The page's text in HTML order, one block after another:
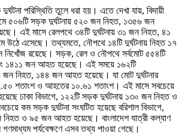
পরিস্থিতি তুলে ধরা হয়। এতে দেখা যায়, বিদায়ী
৫০৬টি সড়ক দুর্ঘটনায় ৫২০ জন নিহত, ১৩৫৬ জন
এই মাসে রেলপথে ৩৪টি দুর্ঘটনায় ৩১ জন নিহত, ৪১
এসেছে। তথ্যমতে, নৌপথে ১৪টি দুর্ঘটনায় নিহত ১৭
রয়েছে। সড়ক, রেল ও নৌপথে সর্বমোট ৫৫৪টি
১৪১১ জন আহত হয়েছে। এই সময়ে ১৬২টি
জন নিহত, ১৪৪ জন আহত হয়েছে। যা মোট দুর্ঘটনার
শতাংশ ও আহতের ১০.৬১ শতাংশ। এই মাসে সবচেয়ে
ঢাকা বিভাগে, ১২২টি সড়ক দুর্ঘটনায় ১৩০ জন নিহত ও
কম সড়ক দুর্ঘটনা সংঘটিত হয়েছে বরিশাল বিভাগে,
নিহত ও ৯৫ জন আহত হয়েছে। বাংলাদেশ যাত্রী কল্যাণ
গণমাধ্যম পর্যবেক্ষণে এসব তথ্য পাওয়া গেছে।